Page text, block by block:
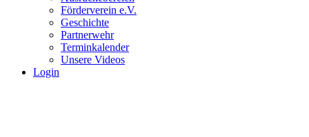
Förderverein e.V.
Geschichte
Partnerwehr
Terminkalender
Unsere Videos
Login